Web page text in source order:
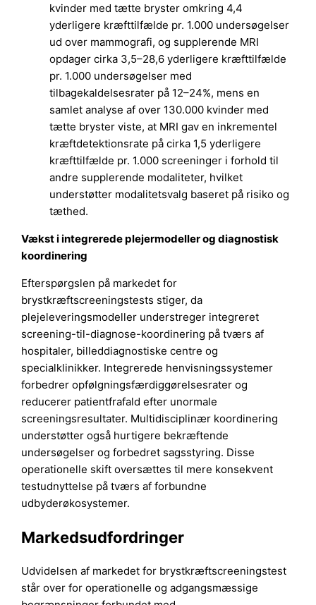
kvinder med tætte bryster omkring 4,4
yderligere kræfttilfælde pr. 1.000 undersøgelser
ud over mammografi, og supplerende MRI
opdager cirka 3,5–28,6 yderligere kræfttilfælde
pr. 1.000 undersøgelser med
tilbagekaldelsesrater på 12–24%, mens en
samlet analyse af over 130.000 kvinder med
tætte bryster viste, at MRI gav en inkrementel
kræftdetektionsrate på cirka 1,5 yderligere
kræfttilfælde pr. 1.000 screeninger i forhold til
andre supplerende modaliteter, hvilket
understøtter modalitetsvalg baseret på risiko og
tæthed.
Vækst i integrerede plejermodeller og diagnostisk
koordinering
Efterspørgslen på markedet for
brystkræftscreeningstests stiger, da
plejeleveringsmodeller understreger integreret
screening-til-diagnose-koordinering på tværs af
hospitaler, billeddiagnostiske centre og
specialklinikker. Integrerede henvisningssystemer
forbedrer opfølgningsfærdiggørelsesrater og
reducerer patientfrafald efter unormale
screeningsresultater. Multidisciplinær koordinering
understøtter også hurtigere bekræftende
undersøgelser og forbedret sagsstyring. Disse
operationelle skift oversættes til mere konsekvent
testudnyttelse på tværs af forbundne
udbyderøkosystemer.
Markedsudfordringer
Udvidelsen af markedet for brystkræftscreeningstest
står over for operationelle og adgangsmæssige